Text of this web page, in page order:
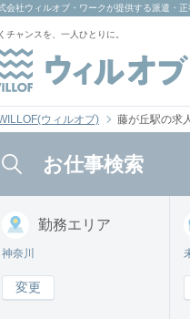
会社ウィルオブ・ワーク が提供する派遣・
チャンスを、一人ひとりに。
ウィルオブ) 藤が丘駅の求
お仕事検索
勤務エリア
神奈川
変更